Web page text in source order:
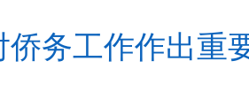
侨务工作作出重